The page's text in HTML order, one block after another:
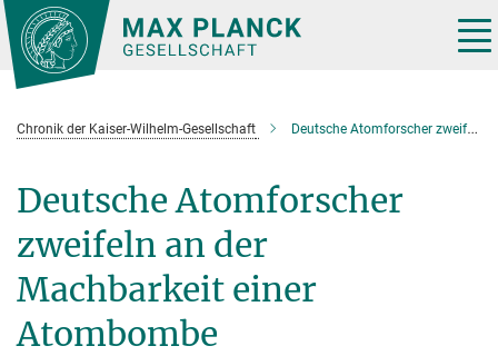
Hauptinhalt
Chronik der Kaiser-Wilhelm-Gesellschaft Deutsche Atomforscher zweifeln an der Machbarkeit einer Atombombe
Deutsche Atomforscher
zweifeln an der
Machbarkeit einer
Atombombe